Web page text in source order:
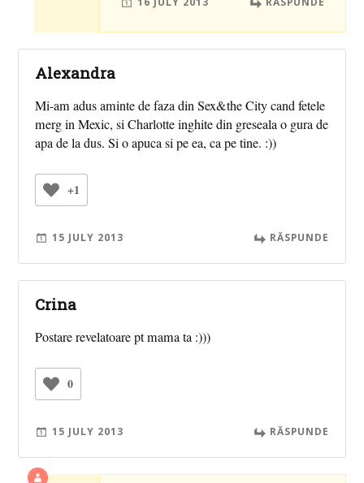
Alexandra
Mi-am adus aminte de faza din Sex&the City cand fetele
merg in Mexic, si Charlotte inghite din greseala o gura de
apa de la dus. Si o apuca si pe ea, ca pe tine. :))
+1
15 JULY 2013 RĂSPUNDE
Crina
Postare revelatoare pt mama ta :)))
0
15 JULY 2013 RĂSPUNDE